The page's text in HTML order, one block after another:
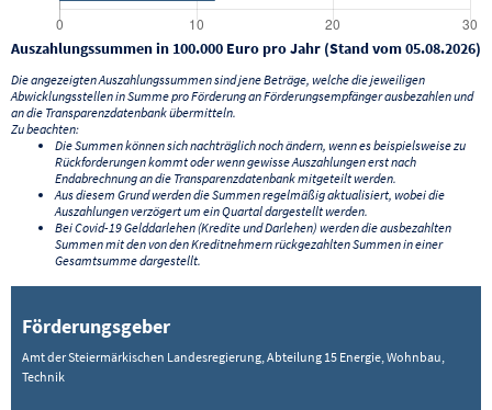
Auszahlungssummen in 100.000 Euro pro Jahr (Stand vom 05.08.2026)
Die angezeigten Auszahlungssummen sind jene Beträge, welche die jeweiligen
Abwicklungsstellen in Summe pro Förderung an Förderungsempfänger ausbezahlen und
an die Transparenzdatenbank übermitteln.
Zu beachten:
Die Summen können sich nachträglich noch ändern, wenn es beispielsweise zu
Rückforderungen kommt oder wenn gewisse Auszahlungen erst nach
Endabrechnung an die Transparenzdatenbank mitgeteilt werden.
Aus diesem Grund werden die Summen regelmäßig aktualisiert, wobei die
Auszahlungen verzögert um ein Quartal dargestellt werden.
Bei Covid-19 Gelddarlehen (Kredite und Darlehen) werden die ausbezahlten
Summen mit den von den Kreditnehmern rückgezahlten Summen in einer
Gesamtsumme dargestellt.
Förderungsgeber
Amt der Steiermärkischen Landesregierung, Abteilung 15 Energie, Wohnbau,
Technik